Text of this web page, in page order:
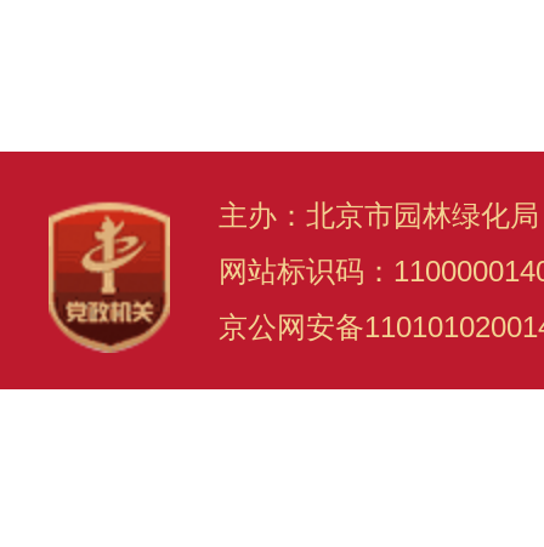
主办：北京市园林绿化
网站标识码：
京公网安备